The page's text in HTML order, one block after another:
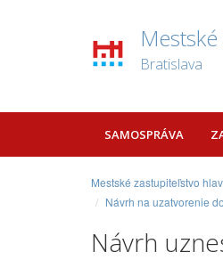
Bratislava
SAMOSPRÁVA
Mestské zastupiteľstvo
Návrh na uzatvorenie
Návrh